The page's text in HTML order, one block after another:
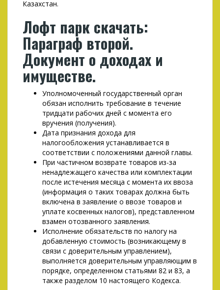
Казахстан.
Лофт парк скачать:
Параграф второй.
Документ о доходах и
имуществе.
Уполномоченный государственный орган
обязан исполнить требование в течение
тридцати рабочих дней с момента его
вручения (получения).
Дата признания дохода для
налогообложения устанавливается в
соответствии с положениями данной главы.
При частичном возврате товаров из-за
ненадлежащего качества или комплектации
после истечения месяца с момента их ввоза
(информация о таких товарах должна быть
включена в заявление о ввозе товаров и
уплате косвенных налогов), представленном
взамен отозванного заявления.
Исполнение обязательств по налогу на
добавленную стоимость (возникающему в
связи с доверительным управлением),
выполняется доверительным управляющим в
порядке, определенном статьями 82 и 83, а
также разделом 10 настоящего Кодекса.